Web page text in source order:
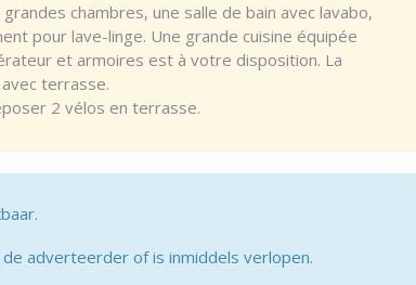
chambres, une salle de bain avec lavabo,
pour lave-linge. Une grande cuisine équipée
et armoires est à votre disposition. La
terrasse.
2 vélos en terrasse.
adverteerder of is inmiddels verlopen.